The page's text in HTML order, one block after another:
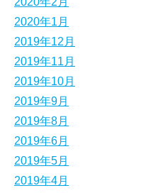
2020年1月
2019年12月
2019年11月
2019年10月
2019年9月
2019年8月
2019年6月
2019年5月
2019年4月